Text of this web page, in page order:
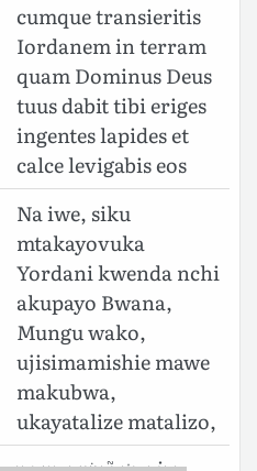
cumque transieritis
Iordanem in terram
quam Dominus Deus
tuus dabit tibi eriges
ingentes lapides et
calce levigabis eos
Na iwe, siku
mtakayovuka
Yordani kwenda nchi
akupayo Bwana,
Mungu wako,
ujisimamishie mawe
makubwa,
ukayatalize matalizo,